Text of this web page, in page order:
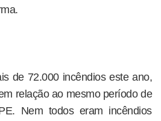
de 72.000 incêndios este ano,
relação ao mesmo período de
Nem todos eram incêndios